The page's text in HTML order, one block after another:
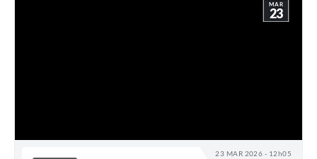
23 MAR 2026 - 12h05
MAR
23